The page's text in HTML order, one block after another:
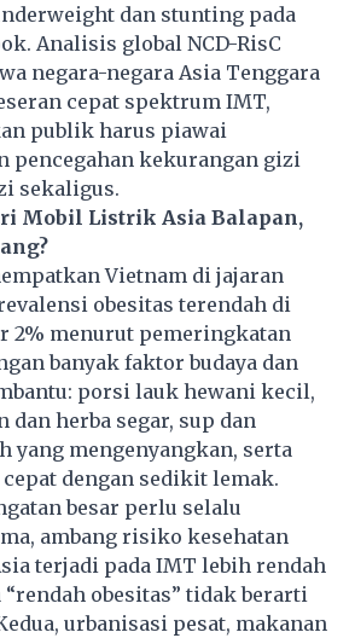
dan stunting pada
Analisis global NCD-RisC
negara-negara Asia Tenggara
cepat spektrum IMT,
publik harus piawai
pencegahan kekurangan gizi
sekaligus.
Mobil Listrik Asia Balapan,
Vietnam di jajaran
obesitas terendah di
2% menurut pemeringkatan
banyak faktor budaya dan
porsi lauk hewani kecil,
dan herba segar, sup dan
yang mengenyangkan, serta
dengan sedikit lemak.
besar perlu selalu
ambang risiko kesehatan
terjadi pada IMT lebih rendah
obesitas” tidak berarti
urbanisasi pesat, makanan